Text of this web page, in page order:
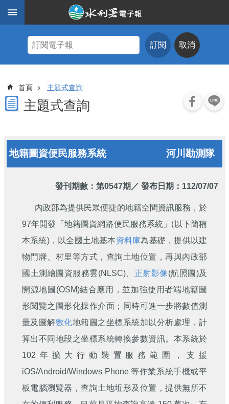
跳到主要內容區塊
題
式
查
期
訂閱 取消
首頁 主題式查詢
主題式查詢
地籍圖資便民服務系統 河川勘測隊
發刊期數： 第0547期 ／ 發布日期：112/07/07
內政部為提供民眾便捷的地籍空間資訊服務，於
97年開發「地籍圖資網路便民服務系統」(以下簡稱
本系統)，以全國土地基本資料庫為基礎，提供以建
物門牌、村里等方式，查詢土地位置，再與內政部
國土測繪圖資服務雲(NLSC)、 正射影像 (航照圖)及
開源地圖(OSM)結合應用，並加強使用者端地籍圖
形閱覽之圖形化操作介面；同時可進一步將數值測
量及圖解數化地籍圖之坐標系統加以分析處理，計
算出不同地段之坐標系統轉換參數資訊。本系統於
102年擴大行動裝置服務範圍，支援
iOS/Android/Windows Phone 等作業系統手機或平
板電腦瀏覽器，查詢土地坵形及位置，提供無所不